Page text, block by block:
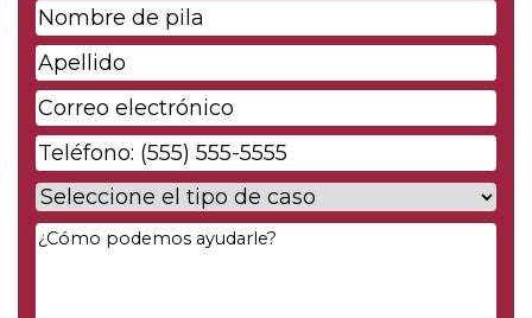
Nombre
de
pila*
Apellido*
Correo
electrónico*
Phone*
Case
Type*
Your